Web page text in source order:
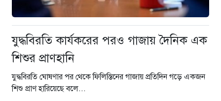
যুদ্ধবিরতি কার্যকরের পরও গাজায় দৈনিক এক
শিশুর প্রাণহানি
যুদ্ধবিরতি ঘোষণার পর থেকে ফিলিস্তিনের গাজায় প্রতিদিন গড়ে একজন
শিশু প্রাণ হারিয়েছে বলে...